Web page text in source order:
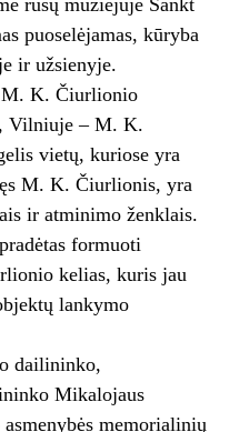
rusų muziejuje Sankt
puoselėjamas, kūryba
ir užsienyje.
K. Čiurlionio
Vilniuje – M. K.
vietų, kuriose yra
M. K. Čiurlionis, yra
ir atminimo ženklais.
formuoti
kelias, kuris jau
lankymo
dailininko,
Mikalojaus
memorialinių